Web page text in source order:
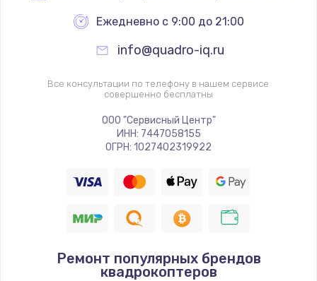
2600 руб.
Заказать
Чистка от пыли
Заказать
Настройка ОС
Заказать
Ежедневно с 9:00 до 21:00
info@quadro-iq.ru
Все консультации по телефону в нашем сервисе
совершенно бесплатны
ООО "Сервисный Центр"
ИНН: 7447058155
ОГРН: 1027402319922
Ремонт популярных брендов
квадрокоптеров